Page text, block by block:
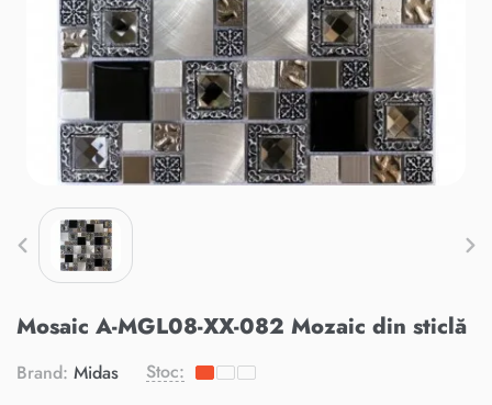
Mosaic A-MGL08-XX-082 Mozaic din sticlă
Brand: Midas Stoc: